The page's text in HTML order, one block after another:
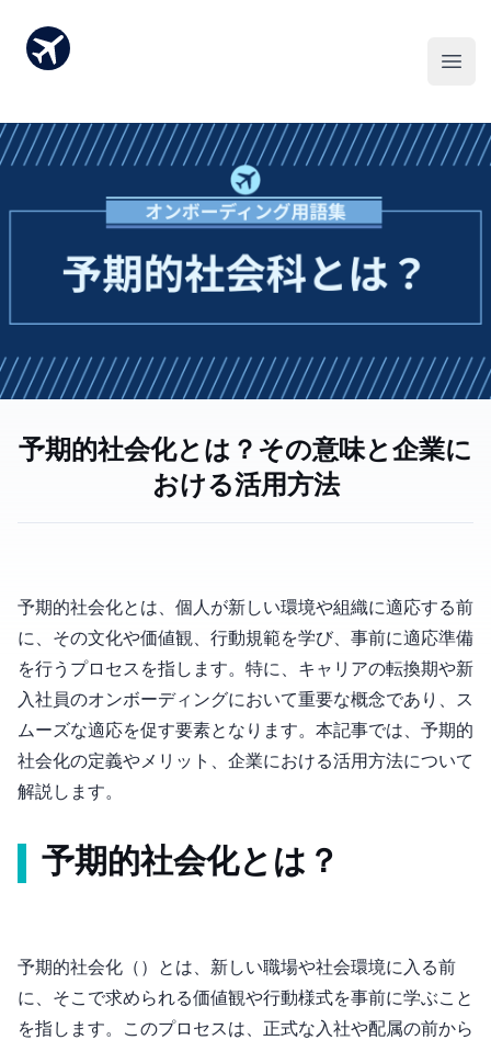
予期的社会化とは？その意味と企業に
おける活用方法
予期的社会化とは、個人が新しい環境や組織に適応する前
に、その文化や価値観、行動規範を学び、事前に適応準備
を行うプロセスを指します。特に、キャリアの転換期や新
入社員のオンボーディングにおいて重要な概念であり、ス
ムーズな適応を促す要素となります。本記事では、予期的
社会化の定義やメリット、企業における活用方法について
解説します。
予期的社会化とは？
予期的社会化（Anticipatory Socialization）とは、新しい職場や社会環境に入る前
に、そこで求められる価値観や行動様式を事前に学ぶこと
を指します。このプロセスは、正式な入社や配属の前から